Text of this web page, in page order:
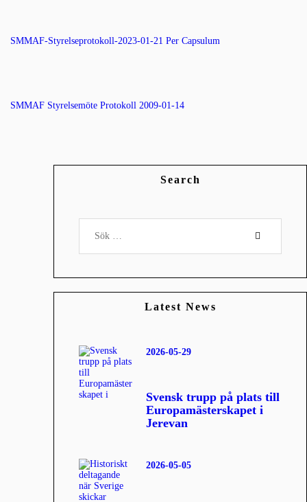
SMMAF-Styrelseprotokoll-2023-01-21 Per Capsulum
SMMAF Styrelsemöte Protokoll 2009-01-14
Search
efter:
Latest News
Svensk trupp på plats till
Europamästerskapet i
Jerevan
2026-05-29
2026-05-05